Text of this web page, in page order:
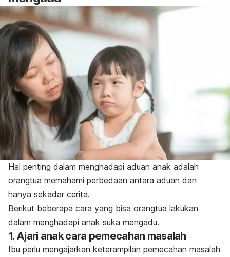
Hal penting dalam menghadapi aduan anak adalah
orangtua memahami perbedaan antara aduan dan
hanya sekadar cerita.
Berikut beberapa cara yang bisa orangtua lakukan
dalam menghadapi anak suka mengadu.
1. Ajari anak cara pemecahan masalah
Ibu perlu mengajarkan keterampilan pemecahan masalah